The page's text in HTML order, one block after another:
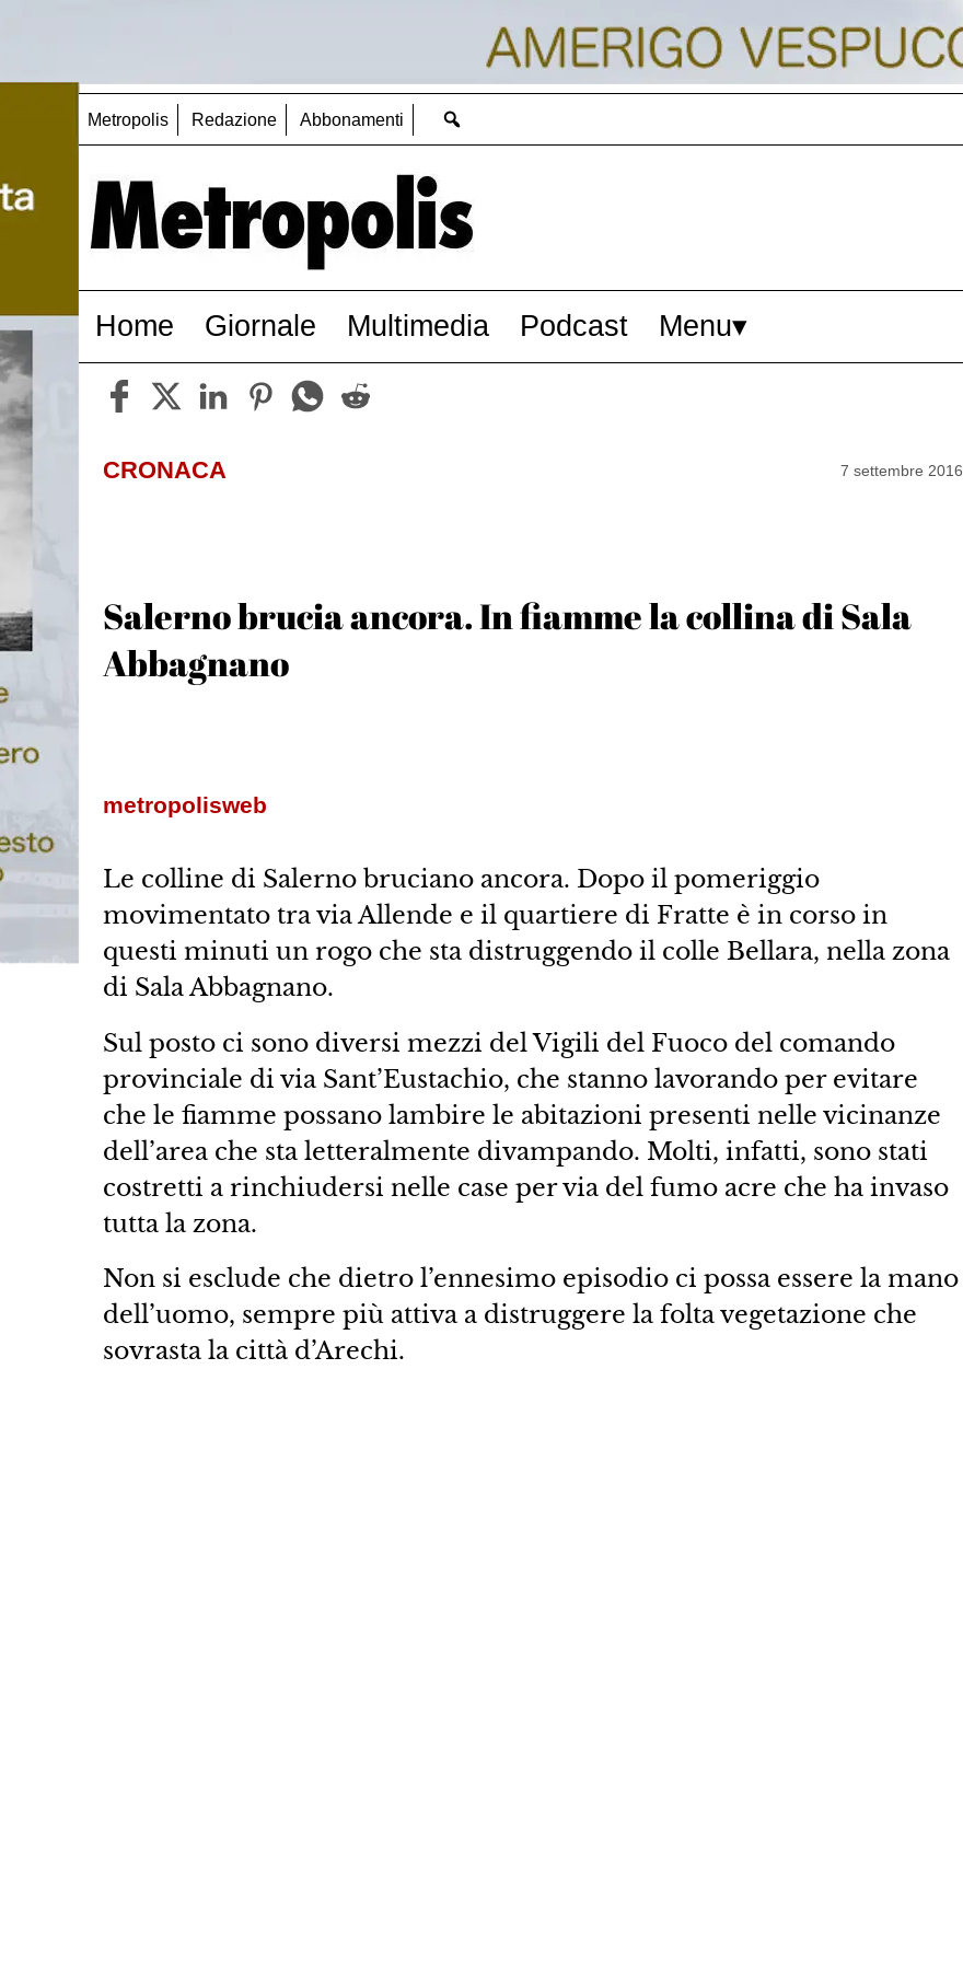
Metropolis Redazione Abbonamenti
Home Giornale Multimedia Podcast Menu
CRONACA 7 settembre 2016
Salerno brucia ancora. In fiamme la collina di Sala
Abbagnano
metropolisweb
Le colline di Salerno bruciano ancora. Dopo il pomeriggio
movimentato tra via Allende e il quartiere di Fratte è in corso in
questi minuti un rogo che sta distruggendo il colle Bellara, nella zona
di Sala Abbagnano.
Sul posto ci sono diversi mezzi del Vigili del Fuoco del comando
provinciale di via Sant’Eustachio, che stanno lavorando per evitare
che le fiamme possano lambire le abitazioni presenti nelle vicinanze
dell’area che sta letteralmente divampando. Molti, infatti, sono stati
costretti a rinchiudersi nelle case per via del fumo acre che ha invaso
tutta la zona.
Non si esclude che dietro l’ennesimo episodio ci possa essere la mano
dell’uomo, sempre più attiva a distruggere la folta vegetazione che
sovrasta la città d’Arechi.